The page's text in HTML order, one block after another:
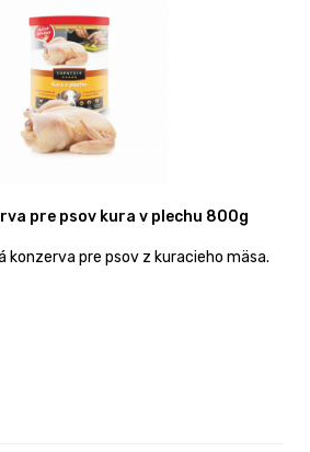
pre psov kura v plechu 800g
konzerva pre psov z kuracieho mäsa.